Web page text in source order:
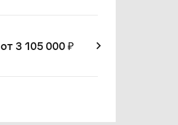
от 3 105 000₽